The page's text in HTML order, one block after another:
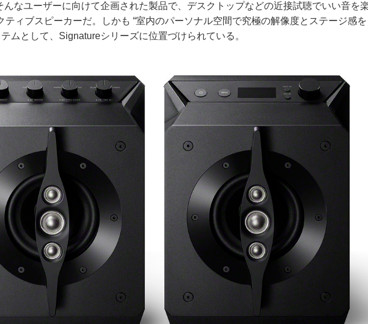
なユーザーに向けて企画された製品で、デスクトップなどの近接試聴でいい音を
ティブスピーカーだ。しかも “室内のパーソナル空間で究極の解像度とステージ感を
ムとして、Signatureシリーズに位置づけられている。